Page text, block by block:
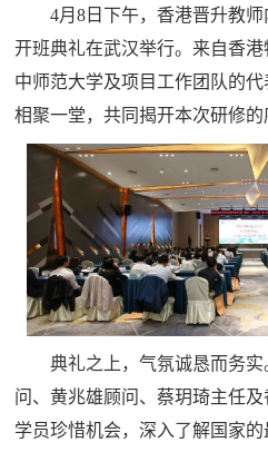
4月8日下午，香港晋升教
开班典礼在武汉举行。来自香
中师范大学及项目工作团队的
相聚一堂，共同揭开本次研修的
典礼之上，气氛诚恳而务
问、黄兆雄顾问、蔡玥琦主任
学员珍惜机会，深入了解国家